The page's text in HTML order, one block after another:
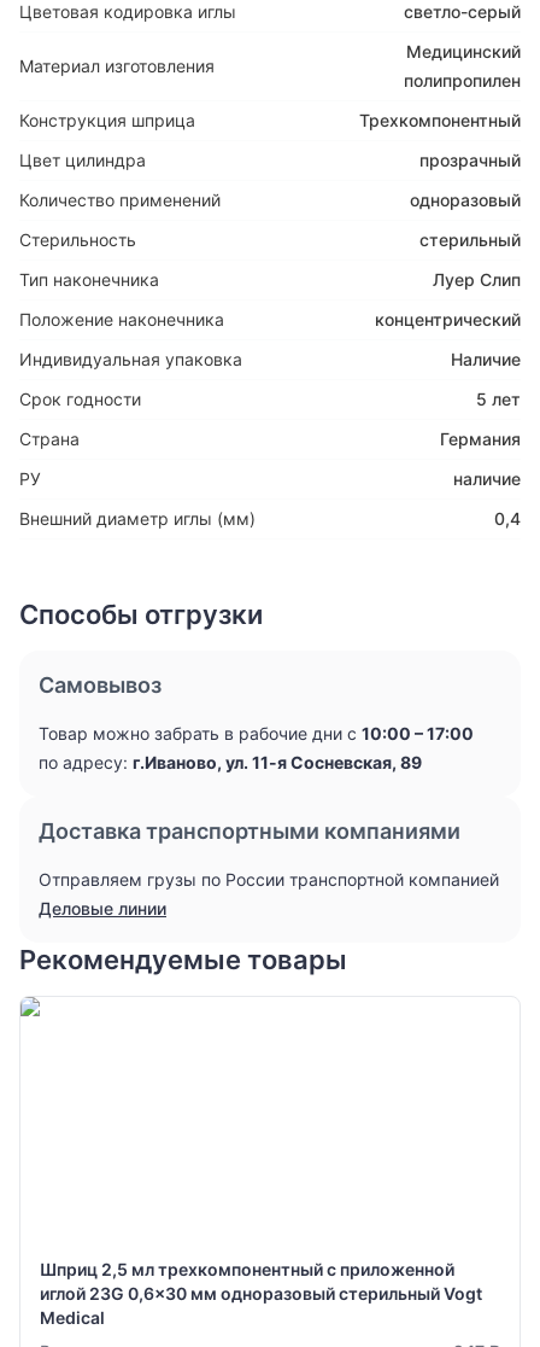
Цветовая кодировка иглы
светло-серый
Материал изготовления
Медицинский
полипропилен
Конструкция шприца
Трехкомпонентный
Цвет цилиндра
прозрачный
Количество применений
одноразовый
Стерильность
стерильный
Тип наконечника
Луер Слип
Положение наконечника
концентрический
Индивидуальная упаковка
Наличие
Срок годности
5 лет
Страна
Германия
РУ
наличие
Внешний диаметр иглы (мм)
0,4
Способы отгрузки
Самовывоз
Товар можно забрать в рабочие дни с 10:00 – 17:00
по адресу: г.Иваново, ул. 11-я Сосневская, 89
Доставка транспортными компаниями
Отправляем грузы по России транспортной компанией
Деловые линии
Рекомендуемые товары
Шприц 2,5 мл трехкомпонентный с приложенной
иглой 23G 0,6x30 мм одноразовый стерильный Vogt
Medical